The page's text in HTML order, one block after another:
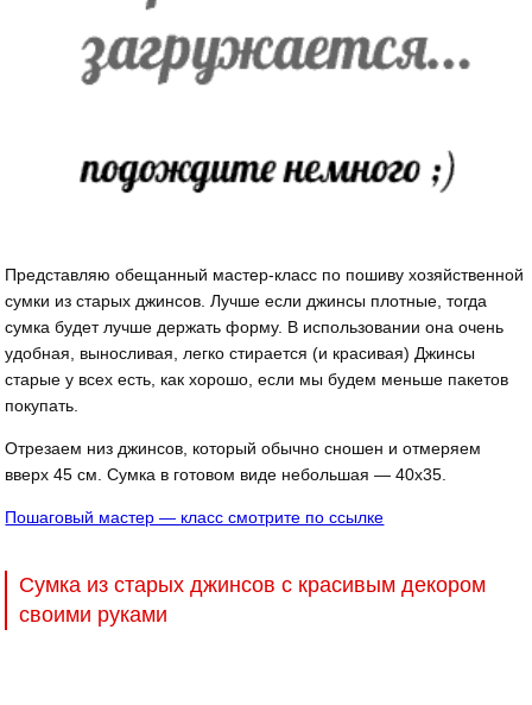
Представляю обещанный мастер-класс по пошиву хозяйственной
сумки из старых джинсов. Лучше если джинсы плотные, тогда
сумка будет лучше держать форму. В использовании она очень
удобная, выносливая, легко стирается (и красивая) Джинсы
старые у всех есть, как хорошо, если мы будем меньше пакетов
покупать.
Отрезаем низ джинсов, который обычно сношен и отмеряем
вверх 45 см. Сумка в готовом виде небольшая — 40х35.
Пошаговый мастер — класс смотрите по ссылке
Сумка из старых джинсов с красивым декором
своими руками